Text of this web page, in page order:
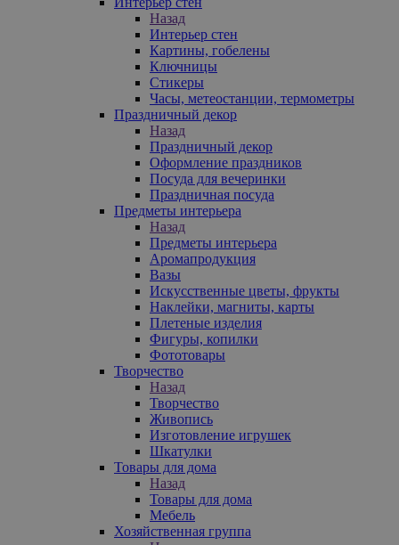
Назад
Интерьер стен
Картины, гобелены
Ключницы
Стикеры
Часы, метеостанции, термометры
Праздничный декор
Назад
Праздничный декор
Оформление праздников
Посуда для вечеринки
Праздничная посуда
Предметы интерьера
Назад
Предметы интерьера
Аромапродукция
Вазы
Искусственные цветы, фрукты
Наклейки, магниты, карты
Плетеные изделия
Фигуры, копилки
Фототовары
Творчество
Назад
Творчество
Живопись
Изготовление игрушек
Шкатулки
Товары для дома
Назад
Товары для дома
Мебель
Хозяйственная группа